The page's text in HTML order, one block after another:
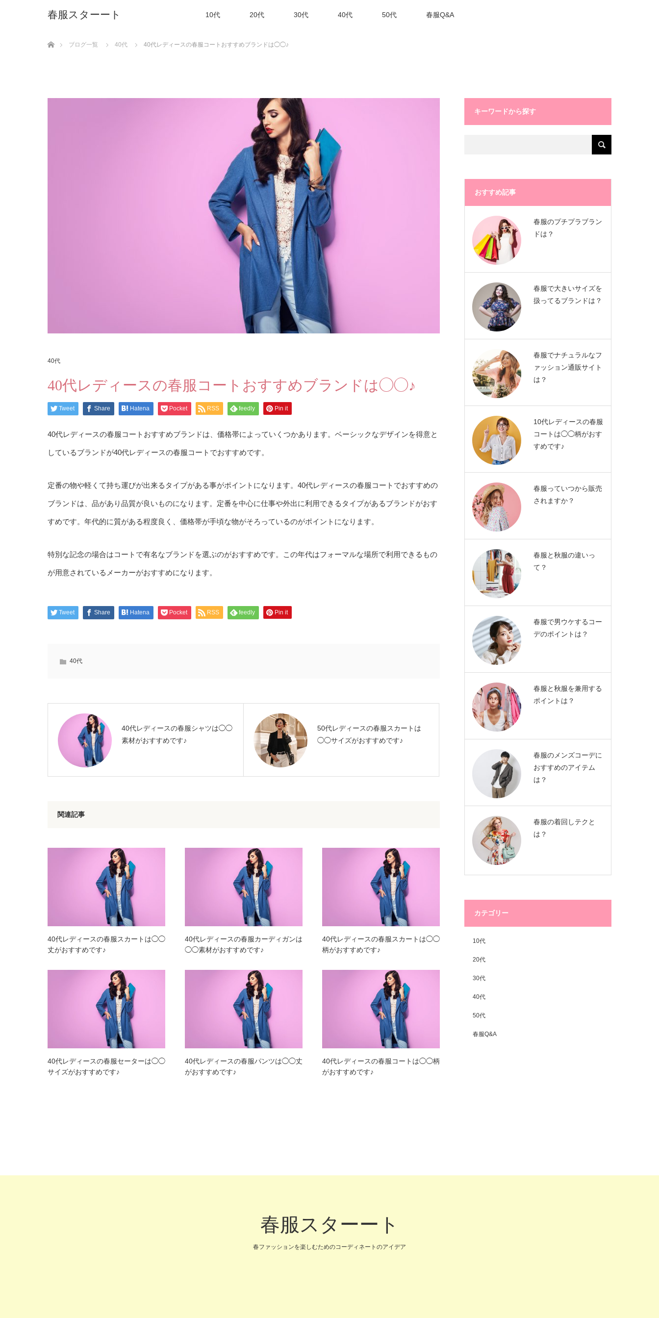
春服スターート 10代 20代 30代 40代 50代 春服Q&A
ブログ一覧
40代 40代レディースの春服コートおすすめブランドは◯◯♪
40代
40代レディースの春服コートおすすめブランドは◯◯♪
Tweet Share Hatena Pocket RSS feedly Pin it
40代レディースの春服コートおすすめブランドは、価格帯によっていくつかあります。ベーシックなデザインを得意と
しているブランドが40代レディースの春服コートでおすすめです。
定番の物や軽くて持ち運びが出来るタイプがある事がポイントになります。40代レディースの春服コートでおすすめの
ブランドは、品があり品質が良いものになります。定番を中心に仕事や外出に利用できるタイプがあるブランドがおす
すめです。年代的に質がある程度良く、価格帯が手頃な物がそろっているのがポイントになります。
特別な記念の場合はコートで有名なブランドを選ぶのがおすすめです。この年代はフォーマルな場所で利用できるもの
が用意されているメーカーがおすすめになります。
Tweet Share Hatena Pocket RSS feedly Pin it
40代
40代レディースの春服シャツは◯◯
素材がおすすめです♪
50代レディースの春服スカートは
◯◯サイズがおすすめです♪
関連記事
40代レディースの春服スカートは◯◯
丈がおすすめです♪
40代レディースの春服カーディガンは
◯◯素材がおすすめです♪
40代レディースの春服スカートは◯◯
柄がおすすめです♪
40代レディースの春服セーターは◯◯
サイズがおすすめです♪
40代レディースの春服パンツは◯◯丈
がおすすめです♪
40代レディースの春服コートは◯◯柄
がおすすめです♪
キーワードから探す
おすすめ記事
春服のプチプラブラン
ドは？
春服で大きいサイズを
扱ってるブランドは？
春服でナチュラルなフ
ァッション通販サイト
は？
10代レディースの春服
コートは◯◯柄がおす
すめです♪
春服っていつから販売
されますか？
春服と秋服の違いっ
て？
春服で男ウケするコー
デのポイントは？
春服と秋服を兼用する
ポイントは？
春服のメンズコーデに
おすすめのアイテム
は？
春服の着回しテクと
は？
カテゴリー
10代
20代
30代
40代
50代
春服Q&A
春服スターート
春ファッションを楽しむためのコーディネートのアイデア